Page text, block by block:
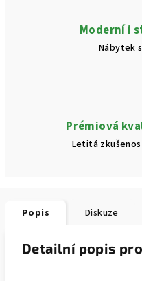
Moderní i
Nábytek
Prémiová
Letitá
Popis Diskuze
Detailní popis